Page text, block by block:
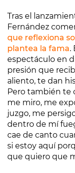
Tras el
Fernández
que reflexiona
plantea la fama.
espectáculo en
presión que
aliento, te dan
Pero también te
me miro, me
juzgo, me
dentro de mí
cae de canto
si estoy aquí
que quiero que